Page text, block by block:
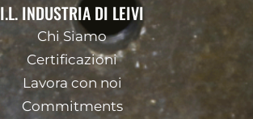
I.L. INDUSTRIA DI LEIVI
Chi Siamo
Certificazioni
Lavora con noi
Commitments